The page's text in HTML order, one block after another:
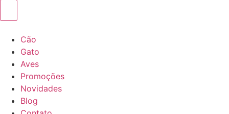
Cão
Gato
Aves
Promoções
Novidades
Blog